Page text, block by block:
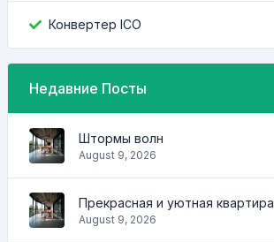
Конвертер ICO
Недавние Посты
Штормы волн
August 9, 2026
Прекрасная и уютная квартира
August 9, 2026